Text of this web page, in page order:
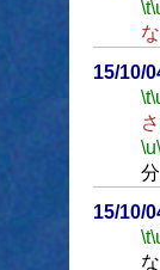
\t
15/10/
\t
\u
分
15/10/
\t
な